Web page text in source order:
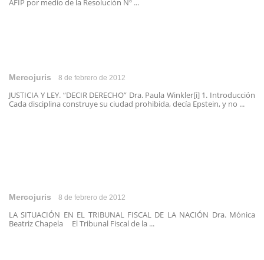
AFIP por medio de la Resolución Nº ...
Mercojuris 8 de febrero de 2012
JUSTICIA Y LEY. “DECIR DERECHO” Dra. Paula Winkler[i] 1. Introducción
Cada disciplina construye su ciudad prohibida, decía Epstein, y no ...
Mercojuris 8 de febrero de 2012
LA SITUACIÓN EN EL TRIBUNAL FISCAL DE LA NACIÓN Dra. Mónica
Beatriz Chapela El Tribunal Fiscal de la ...